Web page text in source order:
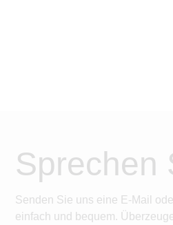
Sprechen
Senden Sie uns eine E-Mail
einfach und bequem.